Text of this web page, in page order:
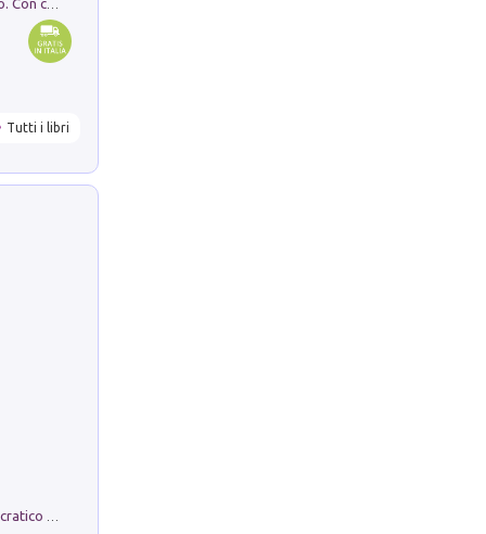
Tutti i libri